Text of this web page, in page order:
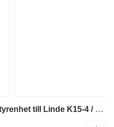
INTER CONTROL 172199 styrenhet till Linde K15-4 / Still MX15-4 gaffeltruck